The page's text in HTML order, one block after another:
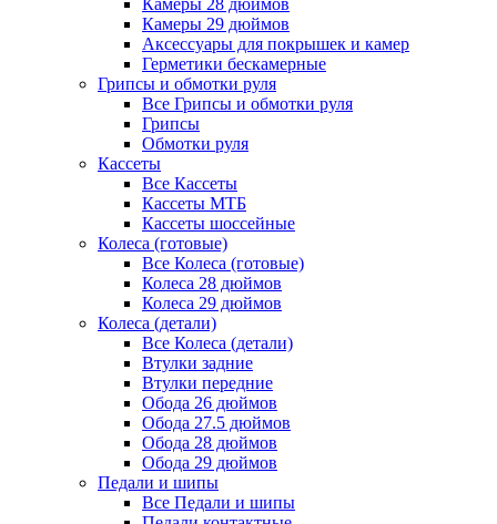
Камеры 28 дюймов
Камеры 29 дюймов
Аксессуары для покрышек и камер
Герметики бескамерные
Грипсы и обмотки руля
Все Грипсы и обмотки руля
Грипсы
Обмотки руля
Кассеты
Все Кассеты
Кассеты МТБ
Кассеты шоссейные
Колеса (готовые)
Все Колеса (готовые)
Колеса 28 дюймов
Колеса 29 дюймов
Колеса (детали)
Все Колеса (детали)
Втулки задние
Втулки передние
Обода 26 дюймов
Обода 27.5 дюймов
Обода 28 дюймов
Обода 29 дюймов
Педали и шипы
Все Педали и шипы